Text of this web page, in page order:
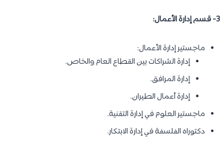
3- قسم إدارة الأعمال:
ماجستير إدارة الأعمال:
إدارة الشراكات بين القطاع العام والخاص.
إدارة المرافق.
إدارة أعمال الطيران.
ماجستير العلوم في إدارة التقنية.
دكتوراه الفلسفة في إدارة الابتكار.